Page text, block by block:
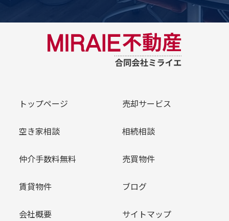
トップページ 売却サービス
空き家相談 相続相談
仲介手数料無料 売買物件
賃貸物件 ブログ
会社概要 サイトマップ